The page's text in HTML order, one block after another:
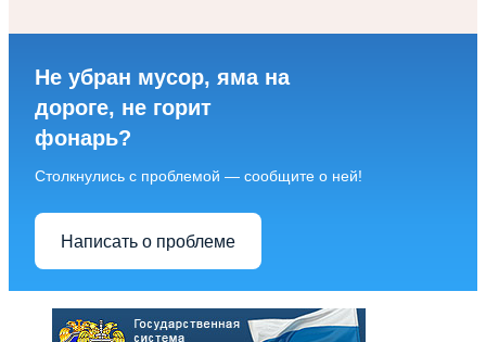
Не убран мусор, яма на
дороге, не горит
фонарь?
Столкнулись с проблемой — сообщите о ней!
Написать о проблеме